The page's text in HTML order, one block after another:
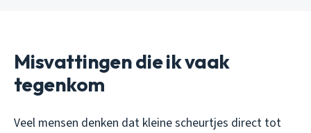
Misvattingen die ik vaak
tegenkom
Veel mensen denken dat kleine scheurtjes direct tot